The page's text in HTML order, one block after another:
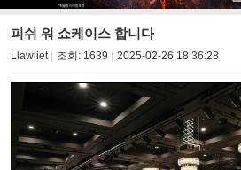
피쉬 워 쇼케이스 합니다
Llawliet 조회: 1639 2025-02-26 18:36:28